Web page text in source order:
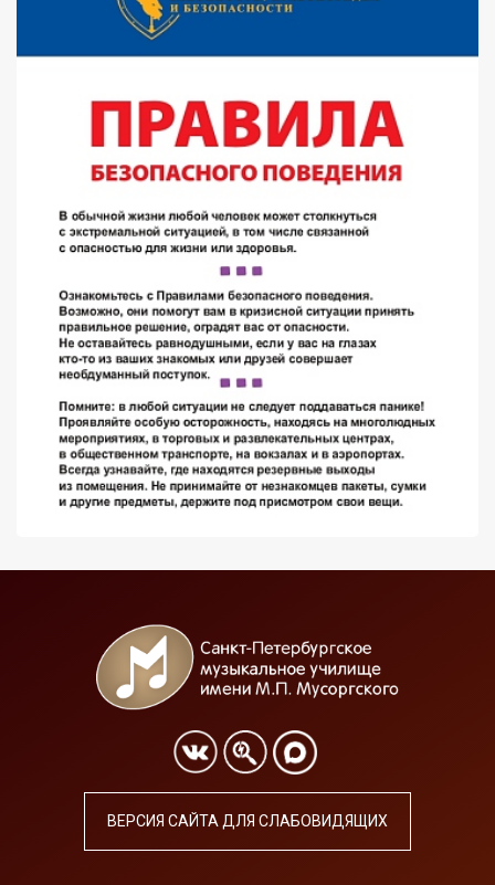
ВЕРСИЯ САЙТА ДЛЯ СЛАБОВИДЯЩИХ